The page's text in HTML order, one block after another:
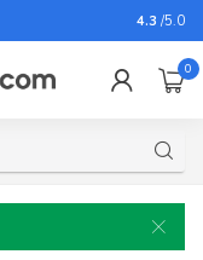
Für fast
4.3 /5.0
0